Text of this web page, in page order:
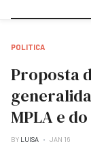
POLITICA
Proposta
MPLA e
BY LUISA JAN 16